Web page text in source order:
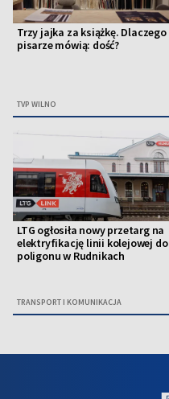
Trzy jajka za książkę. Dlaczego
pisarze mówią: dość?
TVP WILNO
LTG ogłosiła nowy przetarg na
elektryfikację linii kolejowej do
poligonu w Rudnikach
TRANSPORT I KOMUNIKACJA